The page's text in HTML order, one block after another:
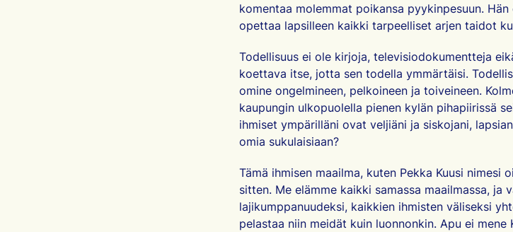
komentaa molemmat poikansa pyykinpesuun.
opettaa lapsilleen kaikki tarpeelliset arjen taidot
Todellisuus ei ole kirjoja, televisiodokumentteja
koettava itse, jotta sen todella ymmärtäisi.
omine ongelmineen, pelkoineen ja toiveineen.
kaupungin ulkopuolella pienen kylän pihapiirissä
ihmiset ympärilläni ovat veljiäni ja siskojani,
omia sukulaisiaan?
Tämä ihmisen maailma, kuten Pekka Kuusi nimesi
sitten. Me elämme kaikki samassa maailmassa, ja
lajikumppanuudeksi, kaikkien ihmisten väliseksi
pelastaa niin meidät kuin luonnonkin. Apu ei